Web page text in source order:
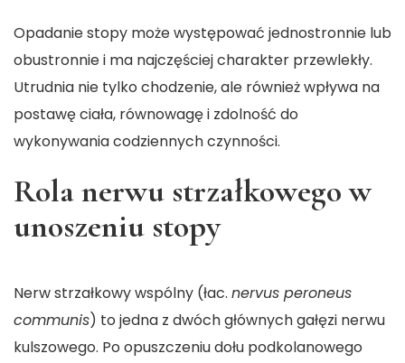
Opadanie stopy może występować jednostronnie lub
obustronnie i ma najczęściej charakter przewlekły.
Utrudnia nie tylko chodzenie, ale również wpływa na
postawę ciała, równowagę i zdolność do
wykonywania codziennych czynności.
Rola nerwu strzałkowego w
unoszeniu stopy
Nerw strzałkowy wspólny (łac. nervus peroneus
communis) to jedna z dwóch głównych gałęzi nerwu
kulszowego. Po opuszczeniu dołu podkolanowego